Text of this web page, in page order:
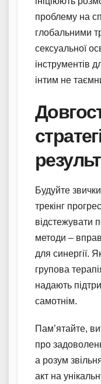
проблему на
глобальними
сексуальної
інструментів
інтим не
Будуйте
трекінг
відстежувати
методи –
для синергії.
групова
надають
самотнім.
Пам’ятайте,
про
а розум
акт на